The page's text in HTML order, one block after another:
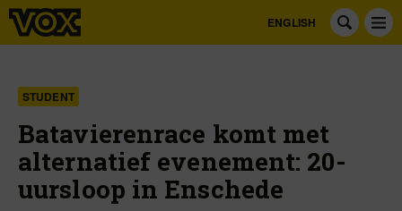
ENGLISH
STUDENT
Batavierenrace komt met
alternatief evenement: 20-
uursloop in Enschede